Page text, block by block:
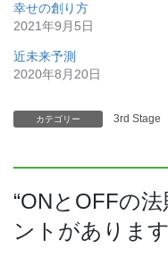
幸せの創り方
2021年9月5日
近未来予測
2020年8月20日
カテゴリー 3rd Stage
“ONとOFFの法
ントがあります